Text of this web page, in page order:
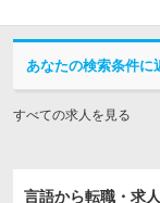
あなたの検索条件に
すべての求人を見る
言語から転職・求